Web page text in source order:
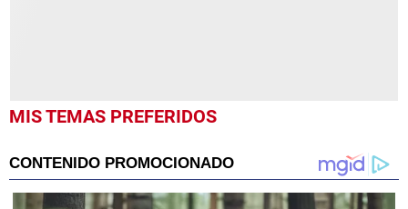
MIS TEMAS PREFERIDOS